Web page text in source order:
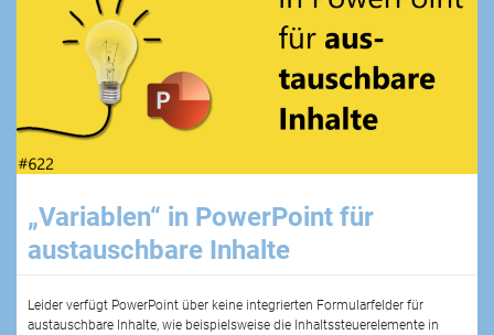
„Variablen“ in PowerPoint für
austauschbare Inhalte
Leider verfügt PowerPoint über keine integrierten Formularfelder für
austauschbare Inhalte, wie beispielsweise die Inhaltssteuerelemente in